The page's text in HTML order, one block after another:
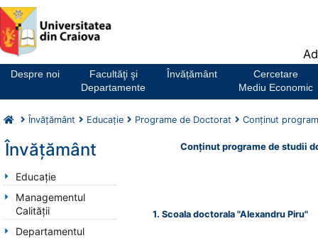
Notă:
Acest
website
un
sistem
accesibilitate.
Despre noi
Facultăţi şi
Departamente
Învățământ
Cercetare
Mediu Economic
Învăţământ Educaţie Programe de Doctorat Conţinut
Învăţământ
Educaţie
Managementul
Calității
Departamentul
Conţinut programe de studii
1. Scoala doctorala "Alexandru Piru"